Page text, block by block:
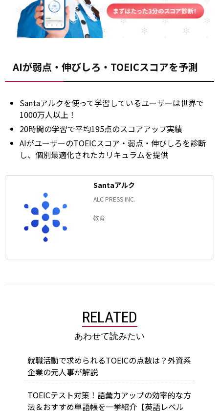
AIが弱点・伸びしろ・TOEICスコアを予測
Santaアルクを使って学習しているユーザーは世界で
1000万人以上！
20時間の学習で平均195点のスコアアップ実績
AIがユーザーのTOEICスコア・弱点・伸びしろを診断
し、個別最適化されたカリキュラムを提供
Santaアルク
ALC PRESS INC.
教育
RELATED
あわせて読みたい
就職活動で求められるTOEICの点数は？外資系
企業の元人事が解説
TOEICテスト対策！語彙力アップの効率的な方
法＆おすすめ単語帳を一挙紹介【英語レベル